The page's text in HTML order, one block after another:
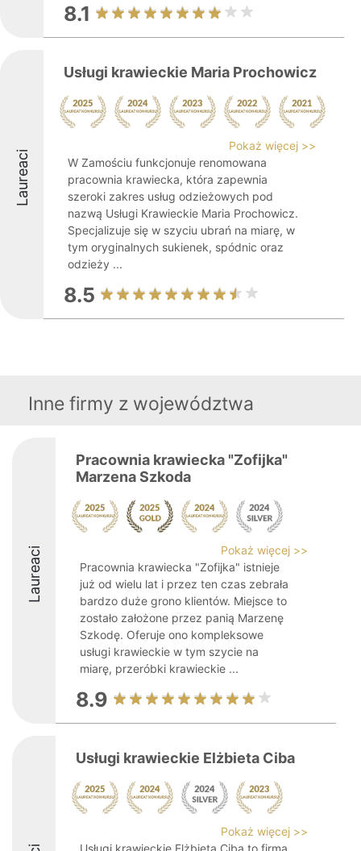
8.1
Laureaci
Usługi krawieckie Maria Prochowicz
Pokaż więcej >>
W Zamościu funkcjonuje renomowana
pracownia krawiecka, która zapewnia
szeroki zakres usług odzieżowych pod
nazwą Usługi Krawieckie Maria Prochowicz.
Specjalizuje się w szyciu ubrań na miarę, w
tym oryginalnych sukienek, spódnic oraz
odzieży ...
8.5
Inne firmy z województwa
Laureaci
Pracownia krawiecka "Zofijka"
Marzena Szkoda
Pokaż więcej >>
Pracownia krawiecka "Zofijka" istnieje
już od wielu lat i przez ten czas zebrała
bardzo duże grono klientów. Miejsce to
zostało założone przez panią Marzenę
Szkodę. Oferuje ono kompleksowe
usługi krawieckie w tym szycie na
miarę, przeróbki krawieckie ...
8.9
Usługi krawieckie Elżbieta Ciba
Pokaż więcej >>
Usługi krawieckie Elżbieta Ciba to firma